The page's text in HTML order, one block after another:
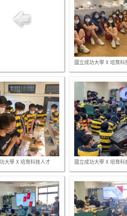
國立成功大學 X 培育科
大學 X 培育科技人才 國立成功大學 X 培育科